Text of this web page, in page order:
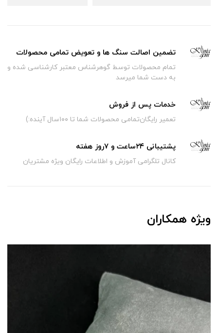
تضمین اصالت سنگ ها و تعویض تمامی محصولات
تمام محصولات توسط گوهرشناس معتبر کارشناسی شده و
به دست شما میرسد
خدمات پس از فروش
تعمیر رایگان‌تمامی محصولات شما تا ۱۰۰سال آینده:)
پشتیبانی ۲۴ساعت و ۷روز هفته
کانال تلگرامی آموزش و اطلاعات رایگان ویژه مشتریان
ویژه همکاران